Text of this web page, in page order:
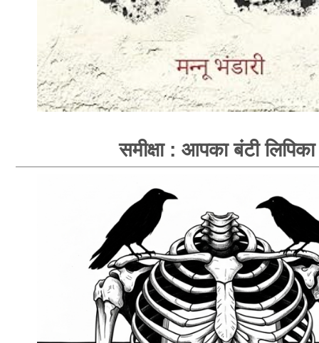
समीक्षा : आपका बंटी लिपिका